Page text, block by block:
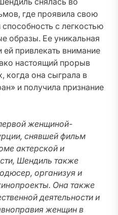
где проявила свою
с легкостью
образы. Ее уникальная
ей привлекать внимание
настоящий прорыв
когда она сыграла в
и получила признание
женщиной-
снявшей фильм
актерской и
Шендиль также
организуя и
Она также
деятельности и
женщин в